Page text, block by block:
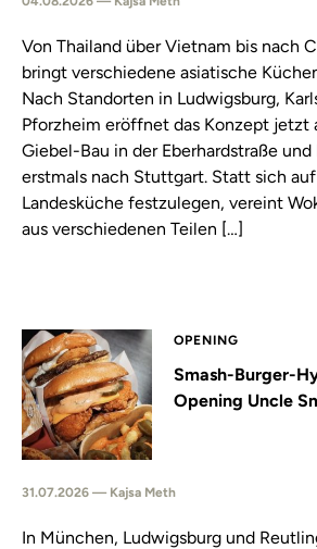
Von Thailand über Vietnam bis nach
bringt verschiedene asiatische
Nach Standorten in Ludwigsburg,
Pforzheim eröffnet das Konzept jetzt
Giebel-Bau in der Eberhardstraße
erstmals nach Stuttgart. Statt sich
Landesküche festzulegen, vereint
aus verschiedenen Teilen […]
OPENING
Smash-Burger-
Opening Uncle
31.07.2026 — Kajsa Meth
In München, Ludwigsburg und